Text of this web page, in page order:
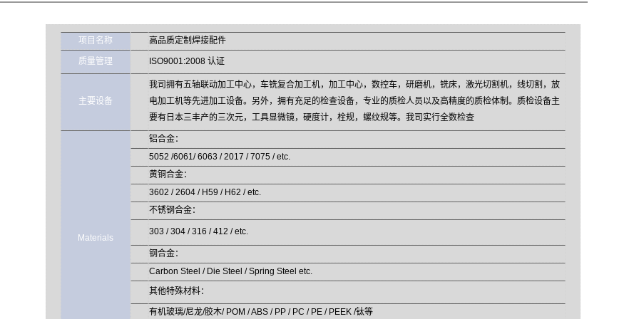
项目名称 高品质定制焊接配件
质量管理 ISO9001:2008 认证
主要设备
我司拥有五轴联动加工中心，车铣复合加工机，加工中心，数控车，研磨机，铣床，激光切割机，线切割，放
电加工机等先进加工设备。另外，拥有充足的检查设备，专业的质检人员以及高精度的质检体制。质检设备主
要有日本三丰产的三次元，工具显微镜，硬度计，栓规，螺纹规等。我司实行全数检查
Materials
铝合金：
5052 /6061/ 6063 / 2017 / 7075 / etc.
黄铜合金：
3602 / 2604 / H59 / H62 / etc.
不锈钢合金：
303 / 304 / 316 / 412 / etc.
钢合金：
Carbon Steel / Die Steel / Spring Steel etc.
其他特殊材料：
有机玻璃/尼龙/胶木/ POM / ABS / PP / PC / PE / PEEK /钛等